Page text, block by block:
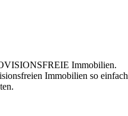
Immobilien.
Immobilien so einfach